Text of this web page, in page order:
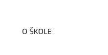
O ŠKOLE